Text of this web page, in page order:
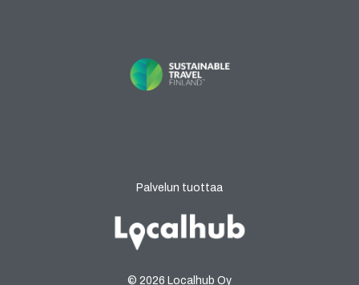
Palvelun tuottaa
© 2026 Localhub Oy